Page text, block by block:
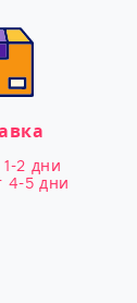
1-2 дни
4-5 дни